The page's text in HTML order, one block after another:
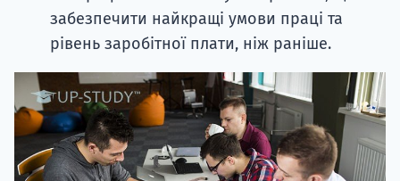
забезпечити найкращі умови праці та
рівень заробітної плати, ніж раніше.